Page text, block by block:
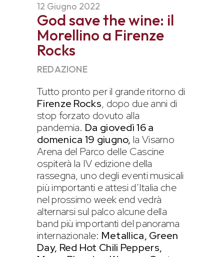
12 Giugno 2022
God save the wine: il
Morellino a Firenze
Rocks
REDAZIONE
Tutto pronto per il grande ritorno di
Firenze Rocks, dopo due anni di
stop forzato dovuto alla
pandemia. Da giovedì 16 a
domenica 19 giugno, la Visarno
Arena del Parco delle Cascine
ospiterà la IV edizione della
rassegna, uno degli eventi musicali
più importanti e attesi d’Italia che
nel prossimo week end vedrà
alternarsi sul palco alcune della
band più importanti del panorama
internazionale: Metallica, Green
Day, Red Hot Chili Peppers,